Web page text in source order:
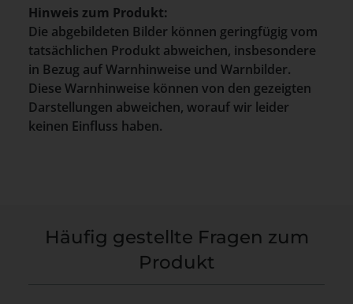
Hinweis zum Produkt:
Die abgebildeten Bilder können geringfügig vom
tatsächlichen Produkt abweichen, insbesondere
in Bezug auf Warnhinweise und Warnbilder.
Diese Warnhinweise können von den gezeigten
Darstellungen abweichen, worauf wir leider
keinen Einfluss haben.
Häufig gestellte Fragen zum
Produkt